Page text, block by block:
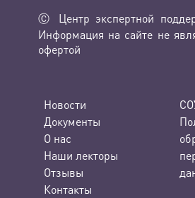
Ⓒ Центр экспертной
Информация на сайте не
офертой
Новости
Документы
О нас
Наши лекторы
Отзывы
Контакты